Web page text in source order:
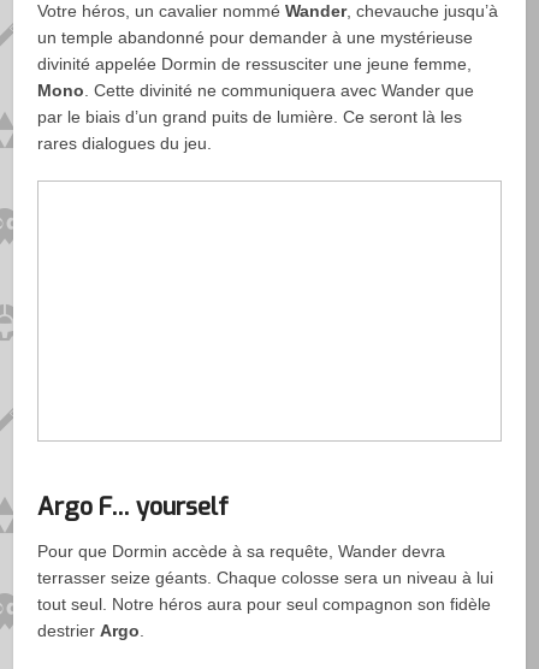
Votre héros, un cavalier nomméWander, chevauche jusqu’à
un temple abandonné pour demander à une mystérieuse
divinité appelée Dormin de ressusciter une jeune femme,
Mono. Cette divinité ne communiquera avec Wander que
par le biais d’un grand puits de lumière. Ce seront là les
rares dialogues du jeu.
Argo F… yourself
Pour que Dormin accède à sa requête, Wander devra
terrasser seize géants. Chaque colosse sera un niveau à lui
tout seul. Notre héros aura pour seul compagnon son fidèle
destrierArgo.